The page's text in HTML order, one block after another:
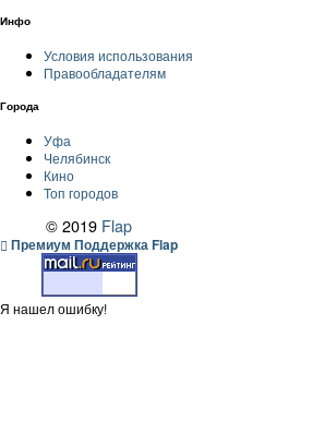
Инфо
Условия использования
Правообладателям
Города
Уфа
Челябинск
Кино
Топ городов
© 2019 Flap
Премиум Поддержка Flap
Я нашел ошибку!